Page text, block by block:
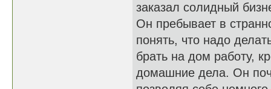
заказал солидный
Он пребывает в
понять, что надо
брать на дом работу,
домашние дела. Он